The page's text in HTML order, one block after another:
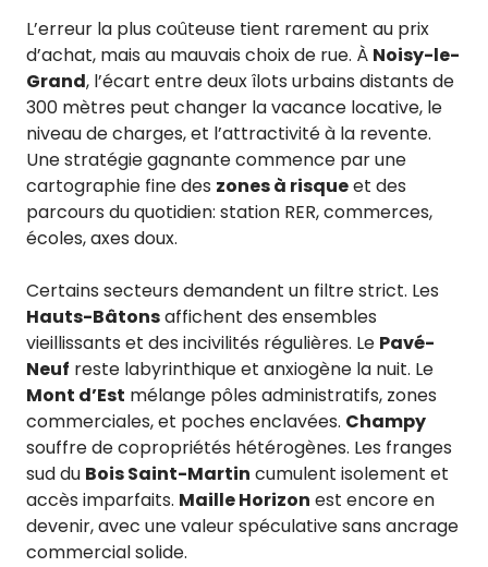
L’erreur la plus coûteuse tient rarement au prix
d’achat, mais au mauvais choix de rue. À Noisy-le-
Grand, l’écart entre deux îlots urbains distants de
300 mètres peut changer la vacance locative, le
niveau de charges, et l’attractivité à la revente.
Une stratégie gagnante commence par une
cartographie fine des zones à risqueet des
parcours du quotidien: station RER, commerces,
écoles, axes doux.
Certains secteurs demandent un filtre strict. Les
Hauts-Bâtonsaffichent des ensembles
vieillissants et des incivilités régulières. Le Pavé-
Neuf reste labyrinthique et anxiogène la nuit. Le
Mont d’Est mélange pôles administratifs, zones
commerciales, et poches enclavées. Champy
souffre de copropriétés hétérogènes. Les franges
sud du Bois Saint-Martin cumulent isolement et
accès imparfaits. Maille Horizon est encore en
devenir, avec une valeur spéculative sans ancrage
commercial solide.